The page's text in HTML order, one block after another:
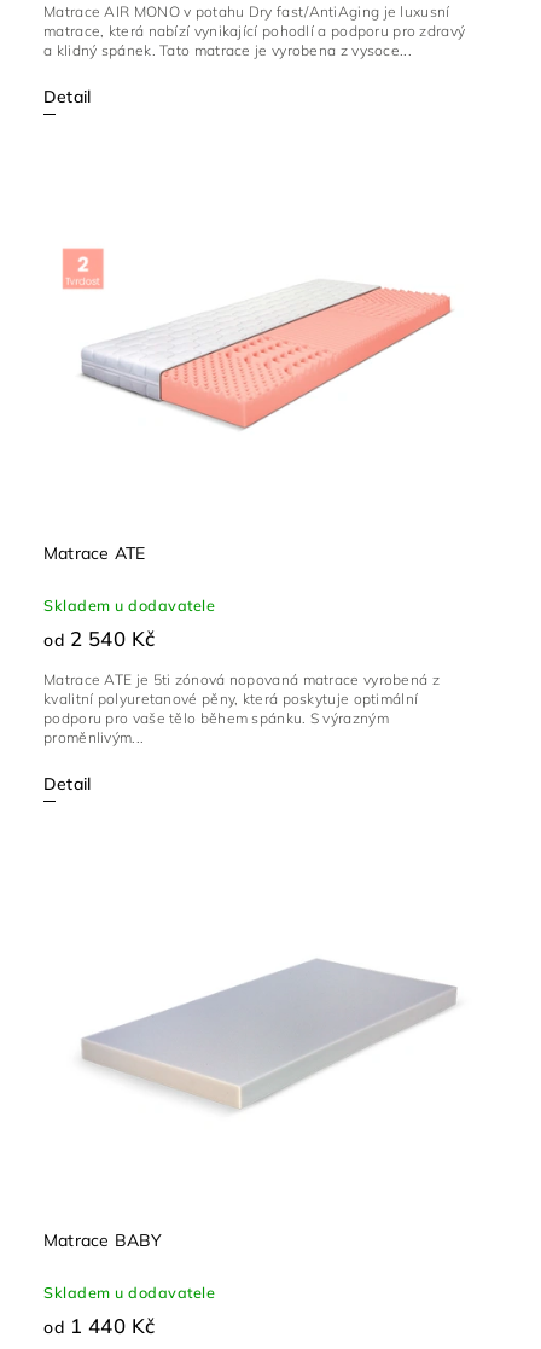
Detail
Matrace AIR MONO v potahu Dry fast/AntiAging je luxusní
matrace, která nabízí vynikající pohodlí a podporu pro zdravý
a klidný spánek. Tato matrace je vyrobena z vysoce...
Matrace ATE
Skladem u dodavatele
od 2 540 Kč
Detail
Matrace ATE je 5ti zónová nopovaná matrace vyrobená z
kvalitní polyuretanové pěny, která poskytuje optimální
podporu pro vaše tělo během spánku. S výrazným
proměnlivým...
Matrace BABY
Skladem u dodavatele
od 1 440 Kč